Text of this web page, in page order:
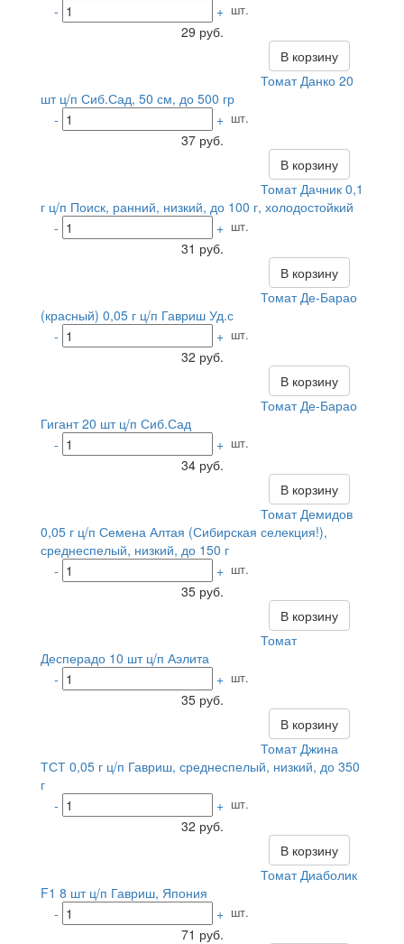
-
+ шт.
29 руб.
В корзину
Томат Данко 20
шт ц/п Сиб.Сад, 50 см, до 500 гр
-
+ шт.
37 руб.
В корзину
Томат Дачник 0,1
г ц/п Поиск, ранний, низкий, до 100 г, холодостойкий
-
+ шт.
31 руб.
В корзину
Томат Де-Барао
(красный) 0,05 г ц/п Гавриш Уд.с
-
+ шт.
32 руб.
В корзину
Томат Де-Барао
Гигант 20 шт ц/п Сиб.Сад
-
+ шт.
34 руб.
В корзину
Томат Демидов
0,05 г ц/п Семена Алтая (Сибирская селекция!),
среднеспелый, низкий, до 150 г
-
+ шт.
35 руб.
В корзину
Томат
Десперадо 10 шт ц/п Аэлита
-
+ шт.
35 руб.
В корзину
Томат Джина
ТСТ 0,05 г ц/п Гавриш, среднеспелый, низкий, до 350
г
-
+ шт.
32 руб.
В корзину
Томат Диаболик
F1 8 шт ц/п Гавриш, Япония
-
+ шт.
71 руб.